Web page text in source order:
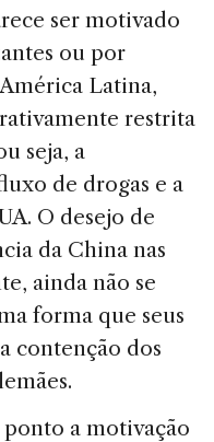
ser motivado
ou por
Latina,
restrita
seja, a
de drogas e a
O desejo de
da China nas
ainda não se
forma que seus
contenção dos
ponto a motivação